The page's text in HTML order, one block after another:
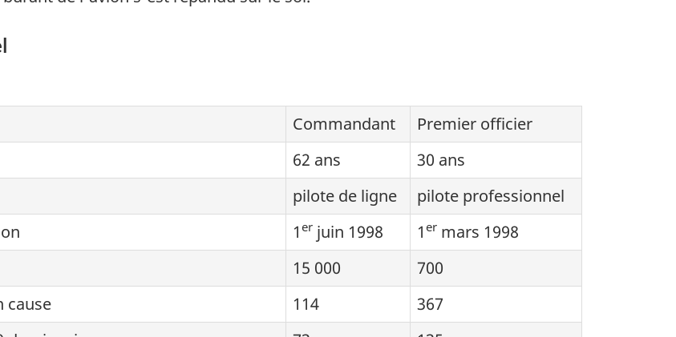
Commandant
Premier officier
62 ans
30 ans
pilote de ligne
pilote professionnel
1 er juin 1998 1 er mars 1998
15 000
700
cause
114
367